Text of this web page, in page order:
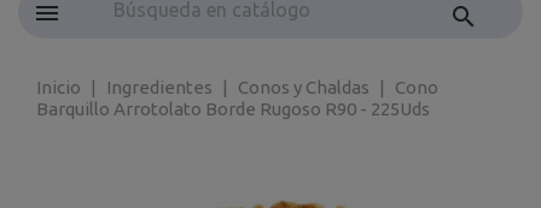
search
Inicio Ingredientes Conos y Chaldas
Cono
Barquillo Arrotolato Borde Rugoso R90 - 225Uds